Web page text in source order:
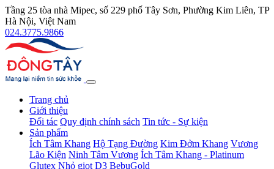
Tầng 25 tòa nhà Mipec, số 229 phố Tây Sơn, Phường Kim Liên, TP
Hà Nội, Việt Nam
024.3775.9866
Trang chủ
Giới thiệu
Đối tác Quy định chính sách Tin tức - Sự kiện
Sản phẩm
Ích Tâm Khang Hộ Tạng Đường Kim Đởm Khang Vương
Lão Kiện Ninh Tâm Vương Ích Tâm Khang - Platinum
Glutex Nhỏ giọt D3 BebuGold